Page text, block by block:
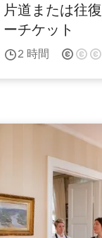
片道または往
ーチケット
2 時間